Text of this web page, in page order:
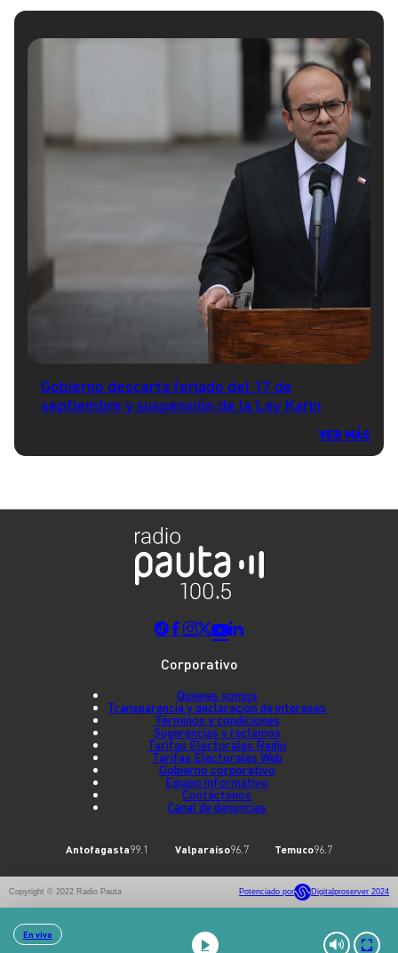
Gobierno descarta feriado del 17 de
septiembre y suspensión de la Ley Karin
VER MÁS
En vivo
Corporativo
Quienes somos
Transparencia y declaración de intereses
Términos y condiciones
Sugerencias y reclamos
Tarifas Electorales Radio
Tarifas Electorales Web
Gobierno corporativo
Equipo informativo
Contáctenos
Canal de denuncias
Antofagasta99.1 Valparaíso96.7 Temuco96.7
Copyright © 2022 Radio Pauta Potenciado por Digitalproserver 2024